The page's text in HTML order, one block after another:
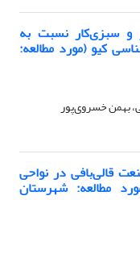
و سبزی‌کار نسبت به
کیو (مورد مطالعه:
بهمن خسروی­‌پور
قالی‌بافی در نواحی
مطالعه: شهرستان